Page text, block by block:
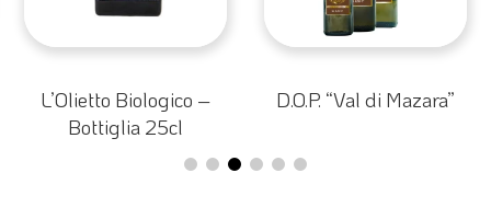
L’Olietto Biologico –
Bottiglia 25cl
D.O.P. “Val di Mazara”